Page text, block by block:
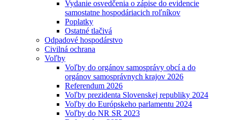
Vydanie osvedčenia o zápise do evidencie
samostatne hospodáriacich roľníkov
Poplatky
Ostatné tlačivá
Odpadové hospodárstvo
Civilná ochrana
Voľby
Voľby do orgánov samosprávy obcí a do
orgánov samosprávnych krajov 2026
Referendum 2026
Voľby prezidenta Slovenskej republiky 2024
Voľby do Európskeho parlamentu 2024
Voľby do NR SR 2023